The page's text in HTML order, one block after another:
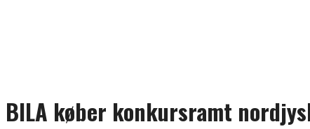
BILA køber konkursramt